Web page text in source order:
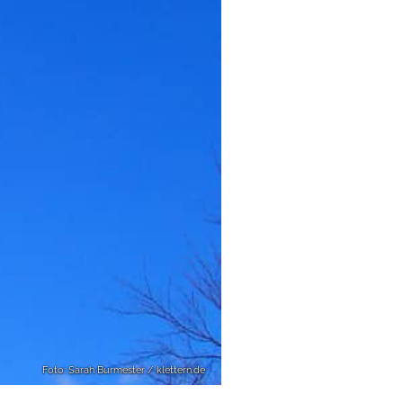
Foto: Sarah Burmester / klettern.de